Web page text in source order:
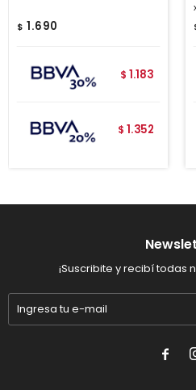
$ 1.690
$ 1.183
$ 1.352
¡Suscribite y recibí todas
